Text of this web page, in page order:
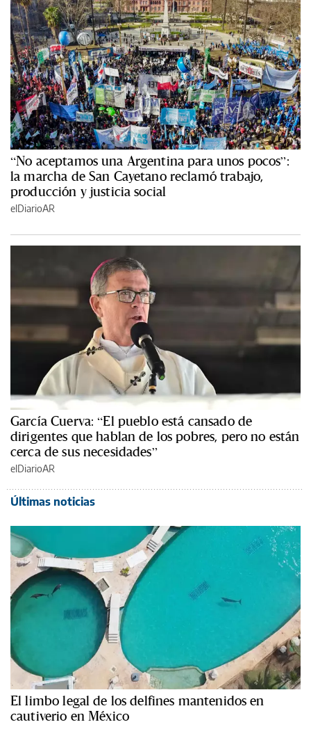
“No aceptamos una Argentina para unos pocos”:
la marcha de San Cayetano reclamó trabajo,
producción y justicia social
elDiarioAR
García Cuerva: “El pueblo está cansado de
dirigentes que hablan de los pobres, pero no están
cerca de sus necesidades”
elDiarioAR
Últimas noticias
El limbo legal de los delfines mantenidos en
cautiverio en México